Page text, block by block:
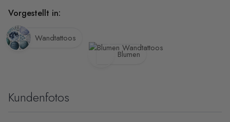
Vorgestellt in:
Wandtattoos
Blumen
Kundenfotos